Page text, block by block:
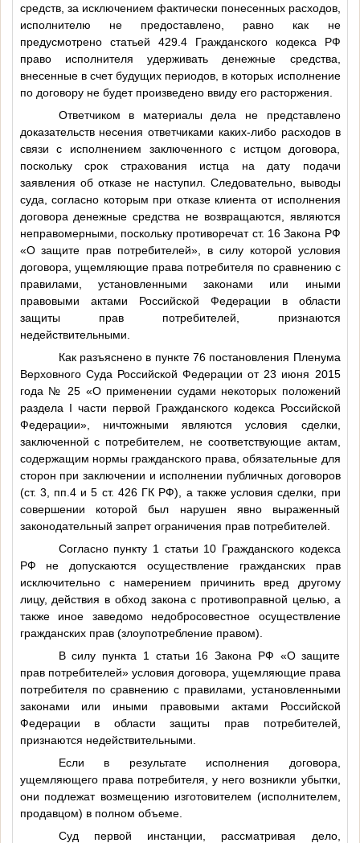
средств, за исключением фактически понесенных расходов,
исполнителю не предоставлено, равно как не
предусмотрено статьей 429.4 Гражданского кодекса РФ
право исполнителя удерживать денежные средства,
внесенные в счет будущих периодов, в которых исполнение
по договору не будет произведено ввиду его расторжения.
Ответчиком в материалы дела не представлено
доказательств несения ответчиками каких-либо расходов в
связи с исполнением заключенного с истцом договора,
поскольку срок страхования истца на дату подачи
заявления об отказе не наступил. Следовательно, выводы
суда, согласно которым при отказе клиента от исполнения
договора денежные средства не возвращаются, являются
неправомерными, поскольку противоречат ст. 16 Закона РФ
«О защите прав потребителей», в силу которой условия
договора, ущемляющие права потребителя по сравнению с
правилами, установленными законами или иными
правовыми актами Российской Федерации в области
защиты прав потребителей, признаются
недействительными.
Как разъяснено в пункте 76 постановления Пленума
Верховного Суда Российской Федерации от 23 июня 2015
года № 25 «О применении судами некоторых положений
раздела I части первой Гражданского кодекса Российской
Федерации», ничтожными являются условия сделки,
заключенной с потребителем, не соответствующие актам,
содержащим нормы гражданского права, обязательные для
сторон при заключении и исполнении публичных договоров
(ст. 3, пп.4 и 5 ст. 426 ГК РФ), а также условия сделки, при
совершении которой был нарушен явно выраженный
законодательный запрет ограничения прав потребителей.
Согласно пункту 1 статьи 10 Гражданского кодекса
РФ не допускаются осуществление гражданских прав
исключительно с намерением причинить вред другому
лицу, действия в обход закона с противоправной целью, а
также иное заведомо недобросовестное осуществление
гражданских прав (злоупотребление правом).
В силу пункта 1 статьи 16 Закона РФ «О защите
прав потребителей» условия договора, ущемляющие права
потребителя по сравнению с правилами, установленными
законами или иными правовыми актами Российской
Федерации в области защиты прав потребителей,
признаются недействительными.
Если в результате исполнения договора,
ущемляющего права потребителя, у него возникли убытки,
они подлежат возмещению изготовителем (исполнителем,
продавцом) в полном объеме.
Суд первой инстанции, рассматривая дело,